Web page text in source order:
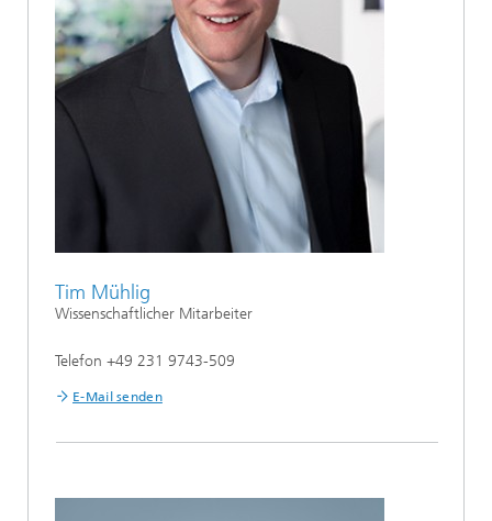
Tim Mühlig
Wissenschaftlicher Mitarbeiter
Telefon +49 231 9743-509
E-Mail senden